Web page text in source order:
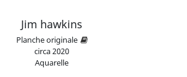
Jim hawkins
Planche originale
circa2020
Aquarelle